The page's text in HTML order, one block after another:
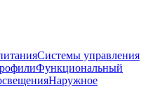
Системы управления
Функциональный
Наружное